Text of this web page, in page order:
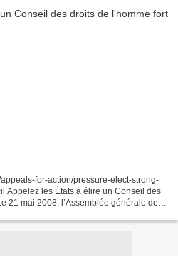
for-action/pressure-elect-strong-
Appelez les États à élire un Conseil des
21 mai 2008, l’Assemblée générale de